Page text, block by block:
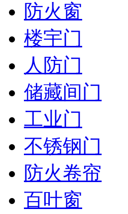
防火窗
楼宇门
人防门
储藏间门
工业门
不锈钢门
防火卷帘
百叶窗